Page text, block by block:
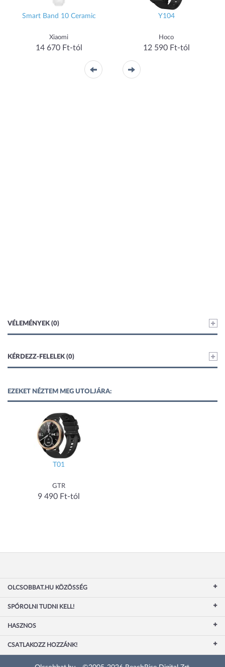
Smart Band 10 Ceramic
Xiaomi
14 670 Ft-tól
Y104
Hoco
12 590 Ft-tól
VÉLEMÉNYEK (0)
KÉRDEZZ-FELELEK (0)
EZEKET NÉZTEM MEG UTOLJÁRA:
T01
GTR
9 490 Ft-tól
OLCSOBBAT.HU KÖZÖSSÉG
SPÓROLNI TUDNI KELL!
HASZNOS
CSATLAKOZZ HOZZÁNK!